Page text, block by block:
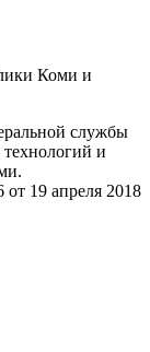
Коми и
службы
и
19 апреля 2018